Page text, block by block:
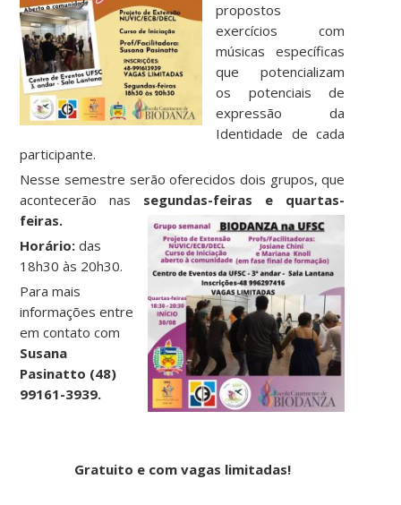
propostos
exercícios com
músicas específicas
que potencializam
os potenciais de
expressão da
Identidade de cada
participante.
Nesse semestre serão oferecidos dois grupos, que
acontecerão nas segundas-feiras e quartas-
feiras.
Horário: das
18h30 às 20h30.
Para mais
informações entre
em contato com
Susana
Pasinatto (48)
99161-3939.
Gratuito e com vagas limitadas!